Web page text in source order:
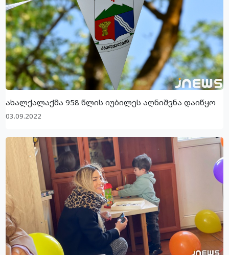
ახალქალაქმა 958 წლის იუბილეს აღნიშვნა დაიწყო
03.09.2022